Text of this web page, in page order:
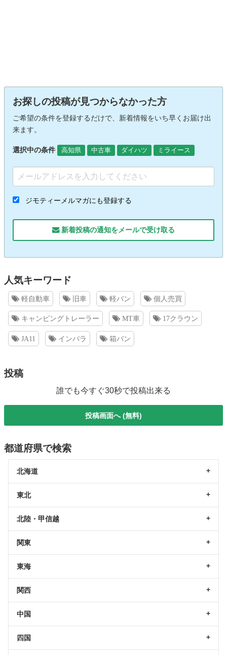
お探しの投稿が見つからなかった方
ご希望の条件を登録するだけで、新着情報をいち早くお届け出
来ます。
選択中の条件 高知県 中古車 ダイハツ ミライース
ジモティーメルマガにも登録する
新着投稿の通知をメールで受け取る
人気キーワード
軽自動車 旧車 軽バン 個人売買
キャンピングトレーラー MT車 17クラウン
JA11 インパラ 箱バン
投稿
誰でも今すぐ30秒で投稿出来る
投稿画面へ (無料)
都道府県で検索
北海道
東北
北陸・甲信越
関東
東海
関西
中国
四国